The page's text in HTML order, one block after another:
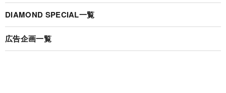
DIAMOND SPECIAL一覧
広告企画一覧